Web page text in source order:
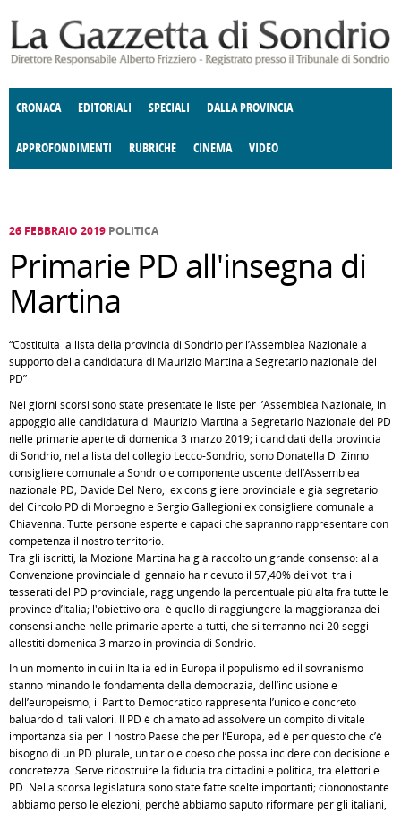
CRONACA EDITORIALI SPECIALI DALLA PROVINCIA
APPROFONDIMENTI
E SPETTACOLI POLITICA
RUBRICHE
DELLE IDEE FATTI DELLO SPIRITO
CINEMA VIDEO
26 FEBBRAIO 2019 POLITICA
Primarie PD all'insegna di
Martina
“Costituita la lista della provincia di Sondrio per l’Assemblea Nazionale a
supporto della candidatura di Maurizio Martina a Segretario nazionale del
PD”
Nei giorni scorsi sono state presentate le liste per l’Assemblea Nazionale, in
appoggio alle candidatura di Maurizio Martina a Segretario Nazionale del PD
nelle primarie aperte di domenica 3 marzo 2019; i candidati della provincia
di Sondrio, nella lista del collegio Lecco-Sondrio, sono Donatella Di Zinno
consigliere comunale a Sondrio e componente uscente dell’Assemblea
nazionale PD; Davide Del Nero, ex consigliere provinciale e già segretario
del Circolo PD di Morbegno e Sergio Gallegioni ex consigliere comunale a
Chiavenna. Tutte persone esperte e capaci che sapranno rappresentare con
competenza il nostro territorio.
Tra gli iscritti, la Mozione Martina ha già raccolto un grande consenso: alla
Convenzione provinciale di gennaio ha ricevuto il 57,40% dei voti tra i
tesserati del PD provinciale, raggiungendo la percentuale più alta fra tutte le
province d’Italia; l'obiettivo ora è quello di raggiungere la maggioranza dei
consensi anche nelle primarie aperte a tutti, che si terranno nei 20 seggi
allestiti domenica 3 marzo in provincia di Sondrio.
In un momento in cui in Italia ed in Europa il populismo ed il sovranismo
stanno minando le fondamenta della democrazia, dell’inclusione e
dell’europeismo, il Partito Democratico rappresenta l’unico e concreto
baluardo di tali valori. Il PD è chiamato ad assolvere un compito di vitale
importanza sia per il nostro Paese che per l’Europa, ed è per questo che c’è
bisogno di un PD plurale, unitario e coeso che possa incidere con decisione e
concretezza. Serve ricostruire la fiducia tra cittadini e politica, tra elettori e
PD. Nella scorsa legislatura sono state fatte scelte importanti; ciononostante
abbiamo perso le elezioni, perché abbiamo saputo riformare per gli italiani,